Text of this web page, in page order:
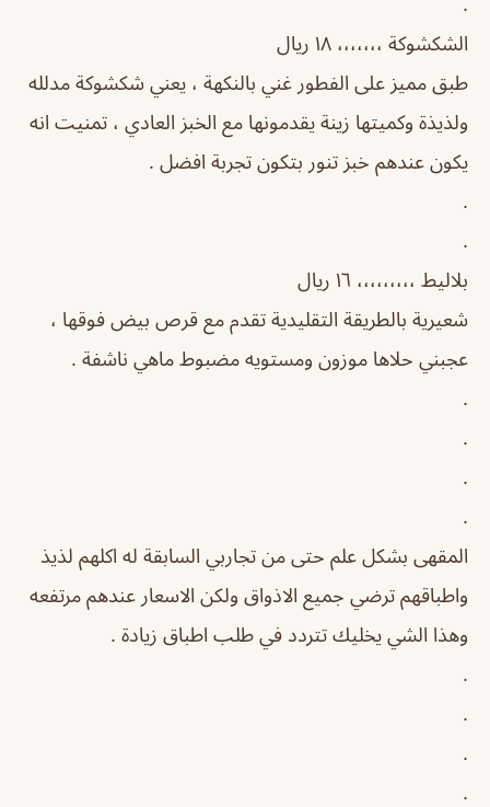
الشكشوكة ،،،،،،، ١٨ ريال
طبق مميز على الفطور غني بالنكهة ، يعني شكشوكة مدلله
ولذيذة وكميتها زينة يقدمونها مع الخبز العادي ، تمنيت انه
يكون عندهم خبز تنور بتكون تجربة افضل .
.
.
بلاليط ،،،،،،،،، ١٦ ريال
شعيرية بالطريقة التقليدية تقدم مع قرص بيض فوقها ،
عجبني حلاها موزون ومستويه مضبوط ماهي ناشفة .
.
.
.
.
المقهى بشكل علم حتى من تجاربي السابقة له اكلهم لذيذ
واطباقهم ترضي جميع الاذواق ولكن الاسعار عندهم مرتفعه
وهذا الشي يخليك تتردد في طلب اطباق زيادة .
.
.
.
.